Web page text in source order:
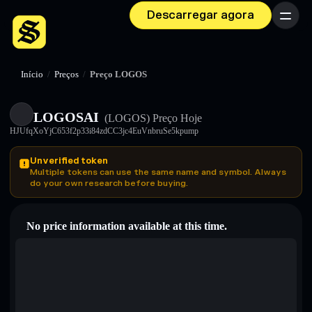
Descarregar agora Menu
Início / Preços / Preço LOGOS
LOGOSAI (LOGOS) Preço Hoje
HJUfqXoYjC653f2p33i84zdCC3jc4EuVnbruSe5kpump
Unverified token
Multiple tokens can use the same name and symbol. Always
do your own research before buying.
No price information available at this time.